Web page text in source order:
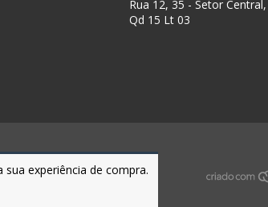
sua experiência de compra.
Rua 12, 35 - Setor
Qd 15 Lt 03